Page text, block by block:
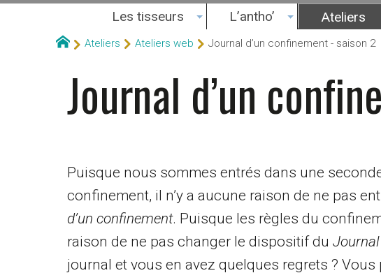
Les tisseurs L’antho’ Ateliers
Ateliers Ateliers web Journal d’un confinement - saison 2
Journal d’un
Puisque nous sommes entrés dans une
confinement, il n’y a aucune raison de ne pas
d’un confinement. Puisque les règles du
raison de ne pas changer le dispositif du Journal
journal et vous en avez quelques regrets ?